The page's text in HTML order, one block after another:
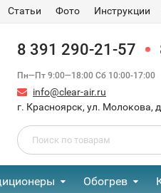
Статьи Фото Инструкции
8 391 290-21-57
Пн—Пт 9:00—18:00 Сб 10:00-17:00
info@clear-air.ru
г. Красноярск, ул. Молокова,
Обогрев